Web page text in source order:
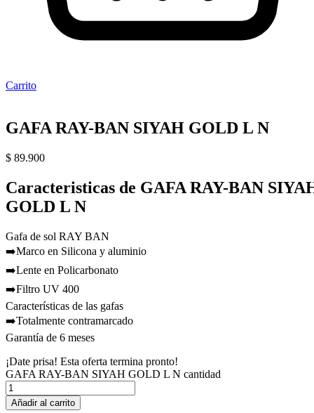
Carrito
GAFA RAY-BAN SIYAH GOLD L N
$ 89.900
Caracteristicas de GAFA RAY-BAN
GOLD L N
Gafa de sol RAY BAN
➡️Marco en Silicona y aluminio
➡️Lente en Policarbonato
➡️Filtro UV 400
Características de las gafas
➡️Totalmente contramarcado
Garantía de 6 meses
¡Date prisa! Esta oferta termina pronto!
GAFA RAY-BAN SIYAH GOLD L N cantidad
Añadir al carrito